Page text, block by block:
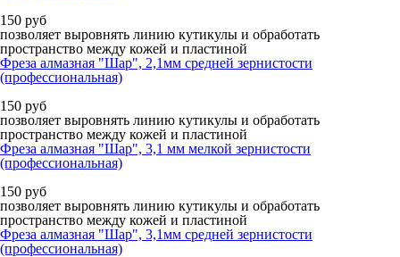
150 руб
позволяет выровнять линию кутикулы и обработать
пространство между кожей и пластиной
Фреза алмазная "Шар", 2,1мм средней зернистости
(профессиональная)
150 руб
позволяет выровнять линию кутикулы и обработать
пространство между кожей и пластиной
Фреза алмазная "Шар", 3,1 мм мелкой зернистости
(профессиональная)
150 руб
позволяет выровнять линию кутикулы и обработать
пространство между кожей и пластиной
Фреза алмазная "Шар", 3,1мм средней зернистости
(профессиональная)